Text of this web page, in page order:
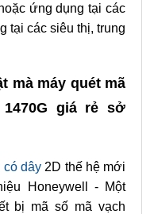
ứng dụng tại các
tại các siêu thị, trung
mà máy quét mã
giá rẻ sở
có dây 2D thế hệ mới
Honeywell - Một
bị mã số mã vạch